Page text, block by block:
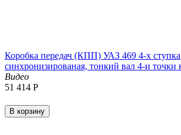
Коробка передач (КПП) УАЗ 469 4-х ступка
синхронизированая, тонкий вал 4-и точки
Видео
51 414 Р
В корзину